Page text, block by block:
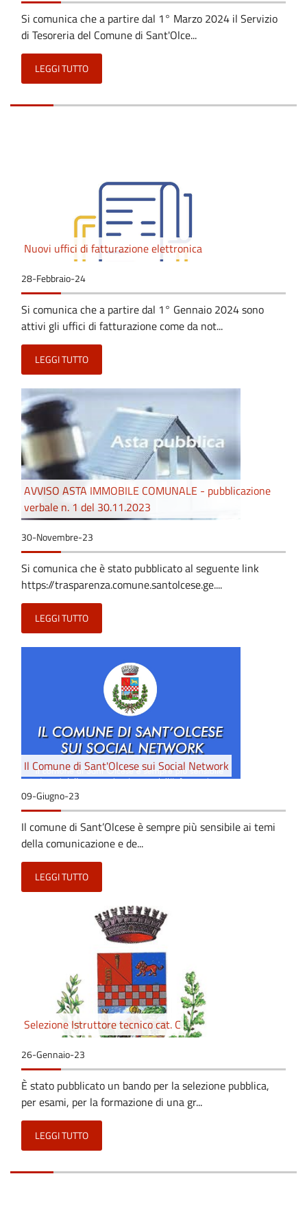
Si comunica che a partire dal 1° Marzo 2024 il Servizio
di Tesoreria del Comune di Sant'Olce...
LEGGI TUTTO
Nuovi uffici di fatturazione elettronica
28-Febbraio-24
Si comunica che a partire dal 1° Gennaio 2024 sono
attivi gli uffici di fatturazione come da not...
LEGGI TUTTO
AVVISO ASTA IMMOBILE COMUNALE - pubblicazione
verbale n. 1 del 30.11.2023
30-Novembre-23
Si comunica che è stato pubblicato al seguente link
https://trasparenza.comune.santolcese.ge....
LEGGI TUTTO
Il Comune di Sant'Olcese sui Social Network
09-Giugno-23
Il comune di Sant’Olcese è sempre più sensibile ai temi
della comunicazione e de...
LEGGI TUTTO
Selezione Istruttore tecnico cat. C
26-Gennaio-23
È stato pubblicato un bando per la selezione pubblica,
per esami, per la formazione di una gr...
LEGGI TUTTO